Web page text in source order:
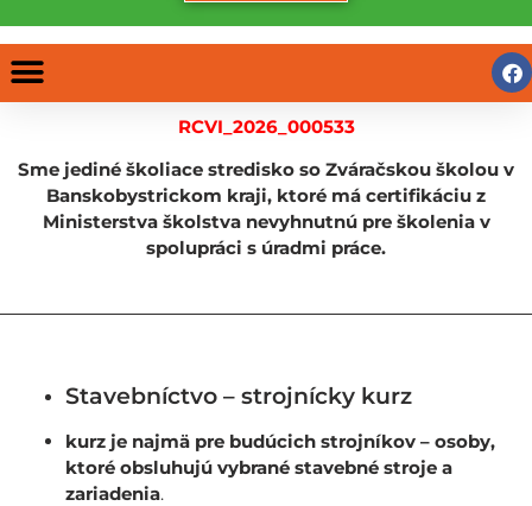
RCVI_2026_000533
Sme jediné školiace stredisko so Zváračskou školou v
Banskobystrickom kraji, ktoré má certifikáciu z
Ministerstva školstva nevyhnutnú pre školenia v
spolupráci s úradmi práce.
Stavebníctvo – strojnícky kurz
kurz je najmä pre budúcich strojníkov – osoby,
ktoré obsluhujú vybrané stavebné stroje a
zariadenia.